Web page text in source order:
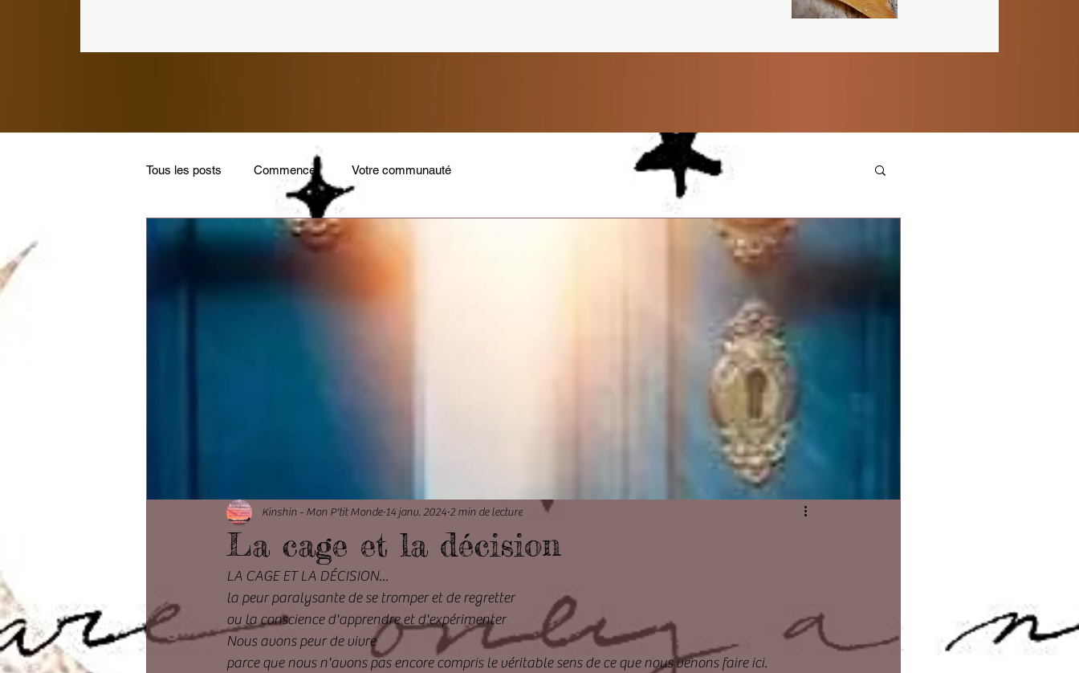
Tous les posts Commencer Votre communauté
La cage et la décision
Kinshin - Mon P'tit Monde 14 janv. 2024 2 min de lecture
LA CAGE ET LA DÉCISION...
la peur paralysante de se tromper et de regretter
ou la conscience d'apprendre et d'expérimenter
Nous avons peur de vivre
parce que nous n'avons pas encore compris le véritable sens de ce que nous venons faire ici.